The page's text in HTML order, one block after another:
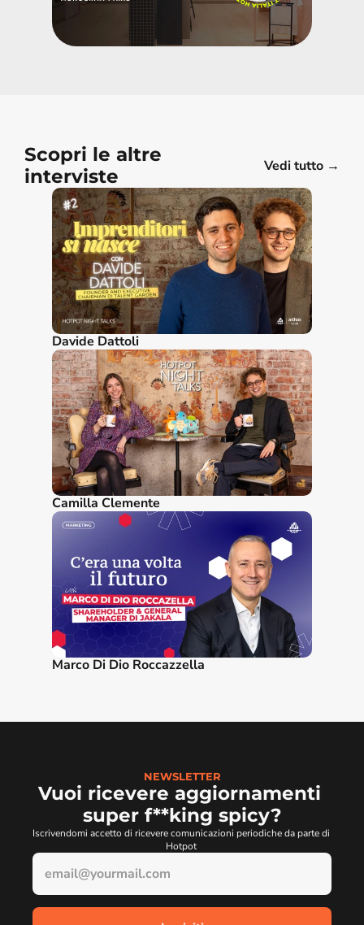
Scopri le altre
interviste
Vedi tutto →
Davide Dattoli
Camilla Clemente
Marco Di Dio Roccazzella
NEWSLETTER
Vuoi ricevere aggiornamenti
super f**king spicy?
Iscrivendomi accetto di ricevere comunicazioni periodiche da parte di
Hotpot